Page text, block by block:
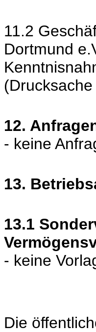
11.2
Dortmund
(Drucksache
12.
- keine
13.
13.1
- keine
Die